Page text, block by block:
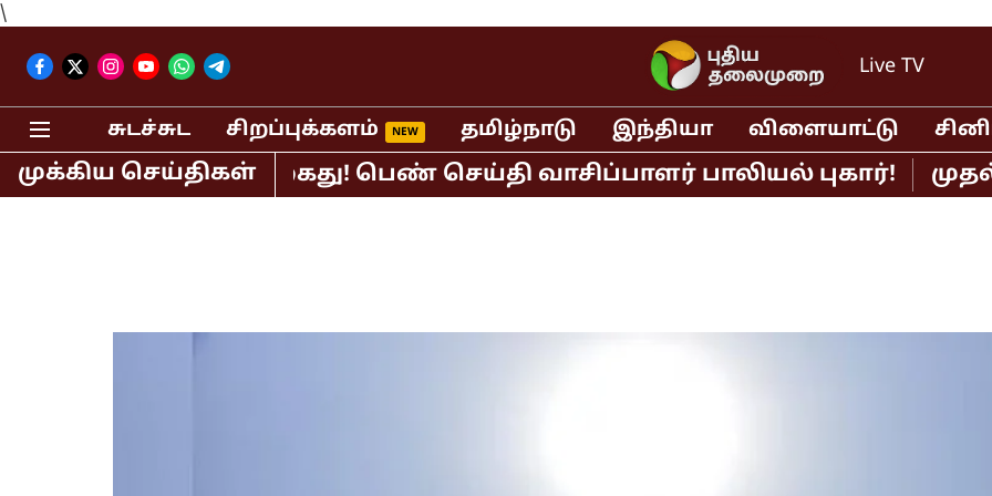
\
Live TV
சுடச்சுட சிறப்புக்களம் தமிழ்நாடு இந்தியா விளையாட்டு
முக்கிய செய்திகள்
பி.ஆர்.சுந்தர் கைது! பெண் செய்தி வாசிப்பாளர் பாலியல் புகார்! முதல்வர்